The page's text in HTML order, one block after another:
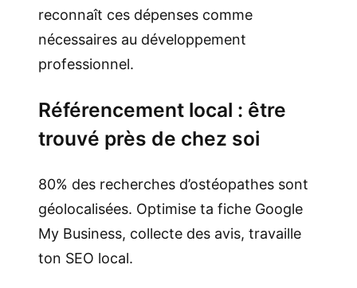
reconnaît ces dépenses comme
nécessaires au développement
professionnel.
Référencement local : être
trouvé près de chez soi
80% des recherches d’ostéopathes sont
géolocalisées. Optimise ta fiche Google
My Business, collecte des avis, travaille
ton SEO local.